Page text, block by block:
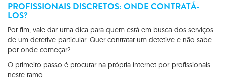
PROFISSIONAIS DISCRETOS: ONDE CONTRATÁ-
LOS?
Por fim, vale dar uma dica para quem está em busca dos serviços
de um detetive particular. Quer contratar um detetive e não sabe
por onde começar?
O primeiro passo é procurar na própria internet por profissionais
neste ramo.